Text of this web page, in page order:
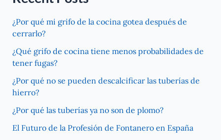
¿Por qué mi grifo de la cocina gotea después de
cerrarlo?
¿Qué grifo de cocina tiene menos probabilidades de
tener fugas?
¿Por qué no se pueden descalcificar las tuberías de
hierro?
¿Por qué las tuberías ya no son de plomo?
El Futuro de la Profesión de Fontanero en España